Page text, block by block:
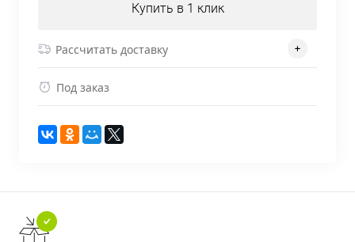
Купить в 1 клик
Рассчитать доставку
Под заказ